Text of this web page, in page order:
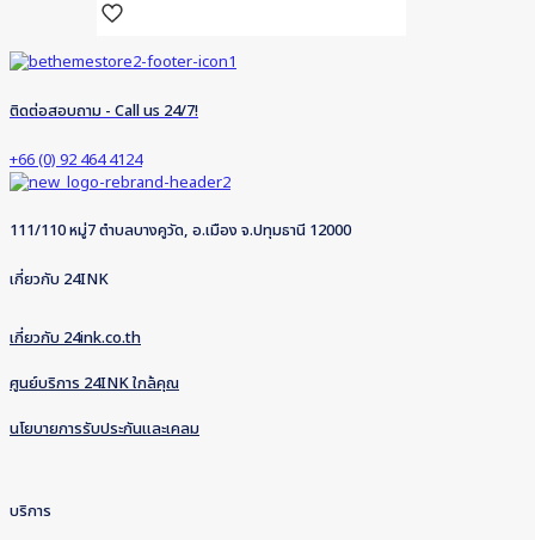
ติดต่อสอบถาม - Call us 24/7!
+66 (0) 92 464 4124
111/110 หมู่7 ตำบลบางคูวัด, อ.เมือง จ.ปทุมธานี 12000
เกี่ยวกับ 24INK
เกี่ยวกับ 24ink.co.th
ศูนย์บริการ 24INK ใกล้คุณ
นโยบายการรับประกันและเคลม
บริการ